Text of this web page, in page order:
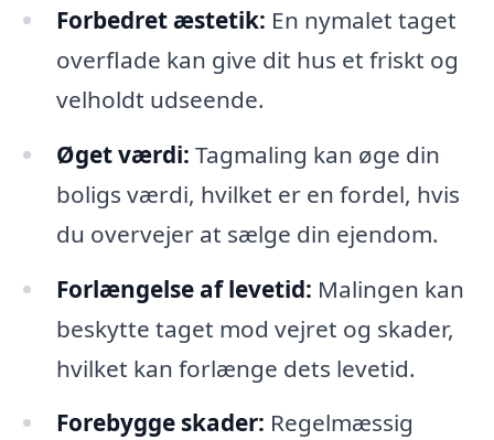
Forbedret æstetik: En nymalet taget
overflade kan give dit hus et friskt og
velholdt udseende.
Øget værdi: Tagmaling kan øge din
boligs værdi, hvilket er en fordel, hvis
du overvejer at sælge din ejendom.
Forlængelse af levetid: Malingen kan
beskytte taget mod vejret og skader,
hvilket kan forlænge dets levetid.
Forebygge skader: Regelmæssig